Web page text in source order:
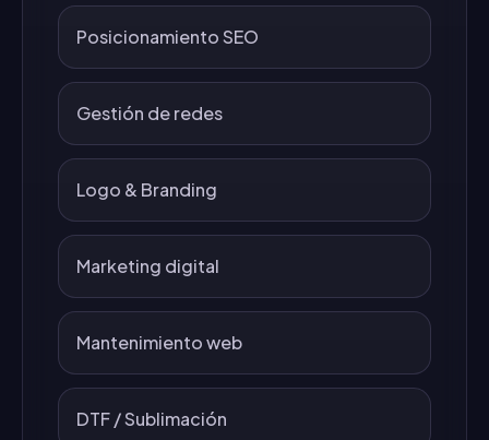
Posicionamiento SEO
Gestión de redes
Logo & Branding
Marketing digital
Mantenimiento web
DTF / Sublimación